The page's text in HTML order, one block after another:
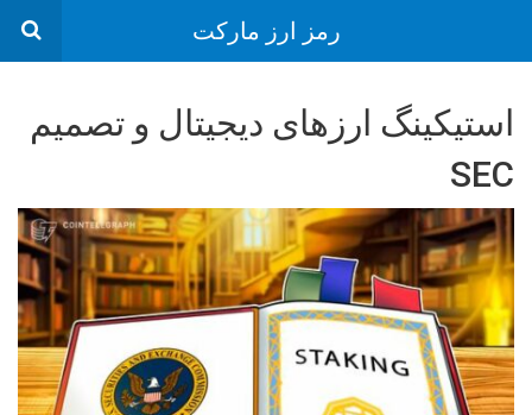
رمز ارز مارکت
استیکینگ ارزهای دیجیتال و تصمیم
SEC